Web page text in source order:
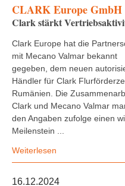
CLARK Europe GmbH
Clark stärkt
Clark Europe hat die
mit Mecano Valmar bekannt
gegeben, dem neuen
Händler für Clark
Rumänien. Die
Clark und Mecano Valmar
den Angaben zufolge einen
Meilenstein ...
Weiterlesen
16.12.2024